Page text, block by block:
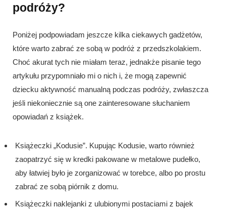
podróży?
Poniżej podpowiadam jeszcze kilka ciekawych gadżetów,
które warto zabrać ze sobą w podróż z przedszkolakiem.
Choć akurat tych nie miałam teraz, jednakże pisanie tego
artykułu przypomniało mi o nich i, że mogą zapewnić
dziecku aktywność manualną podczas podróży, zwłaszcza
jeśli niekoniecznie są one zainteresowane słuchaniem
opowiadań z książek.
Książeczki „Kodusie”. Kupując Kodusie, warto również
zaopatrzyć się w kredki pakowane w metalowe pudełko,
aby łatwiej było je zorganizować w torebce, albo po prostu
zabrać ze sobą piórnik z domu.
Książeczki naklejanki z ulubionymi postaciami z bajek